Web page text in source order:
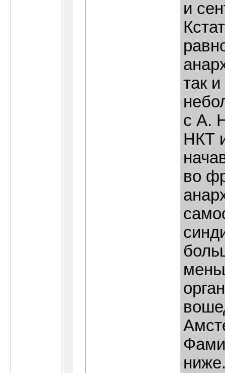
и
так
с А.
НКТ
во